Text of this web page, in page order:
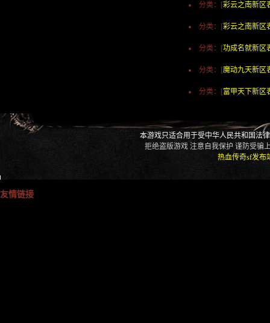
分类：[彩云之南新区
分类：[彩云之南新区
分类：[功成名就新区
分类：[魔动九天新区
分类：[富甲天下新区
本游戏只适合用于受中华人民共和国法
拒绝盗版游戏 注意自我保护 谨防受骗
热血传奇sf发布
友情链接